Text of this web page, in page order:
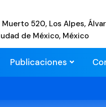
Muerto 520, Los Alpes,
de México, México
Publicaciones